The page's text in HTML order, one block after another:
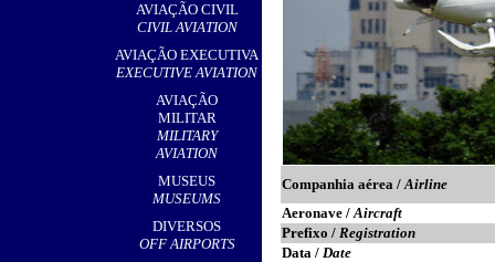
AVIAÇÃO CIVIL
CIVIL AVIATION
AVIAÇÃO EXECUTIVA
EXECUTIVE AVIATION
AVIAÇÃO
MILITAR
MILITARY
AVIATION
MUSEUS
MUSEUMS
DIVERSOS
OFF AIRPORTS
Companhia aérea /Airline
Aeronave /Aircraft
Prefixo / Registration
Data / Date